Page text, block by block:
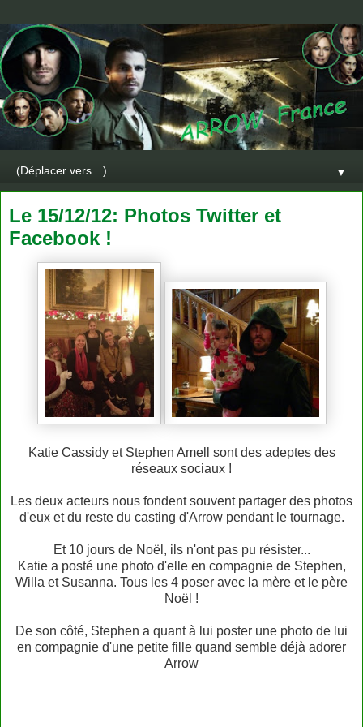
▼
Le 15/12/12: Photos Twitter et
Facebook !
Katie Cassidy et Stephen Amell sont des adeptes des
réseaux sociaux !
Les deux acteurs nous fondent souvent partager des photos
d'eux et du reste du casting d'Arrow pendant le tournage.
Et 10 jours de Noël, ils n'ont pas pu résister...
Katie a posté une photo d'elle en compagnie de Stephen,
Willa et Susanna. Tous les 4 poser avec la mère et le père
Noël !
De son côté, Stephen a quant à lui poster une photo de lui
en compagnie d'une petite fille quand semble déjà adorer
Arrow